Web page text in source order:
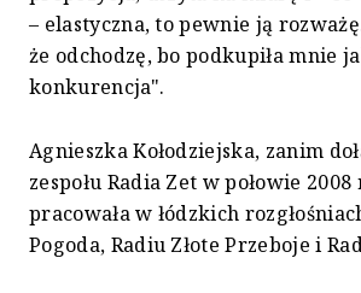
– elastyczna, to pewnie ją
że odchodzę, bo podkupiła mnie
konkurencja".
Agnieszka Kołodziejska, zanim
zespołu Radia Zet w połowie
pracowała w łódzkich
Pogoda, Radiu Złote Przeboje i